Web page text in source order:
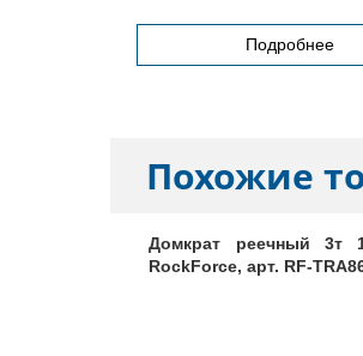
Подробнее
Похожие
Домкрат реечный 3т
RockForce, арт. RF-